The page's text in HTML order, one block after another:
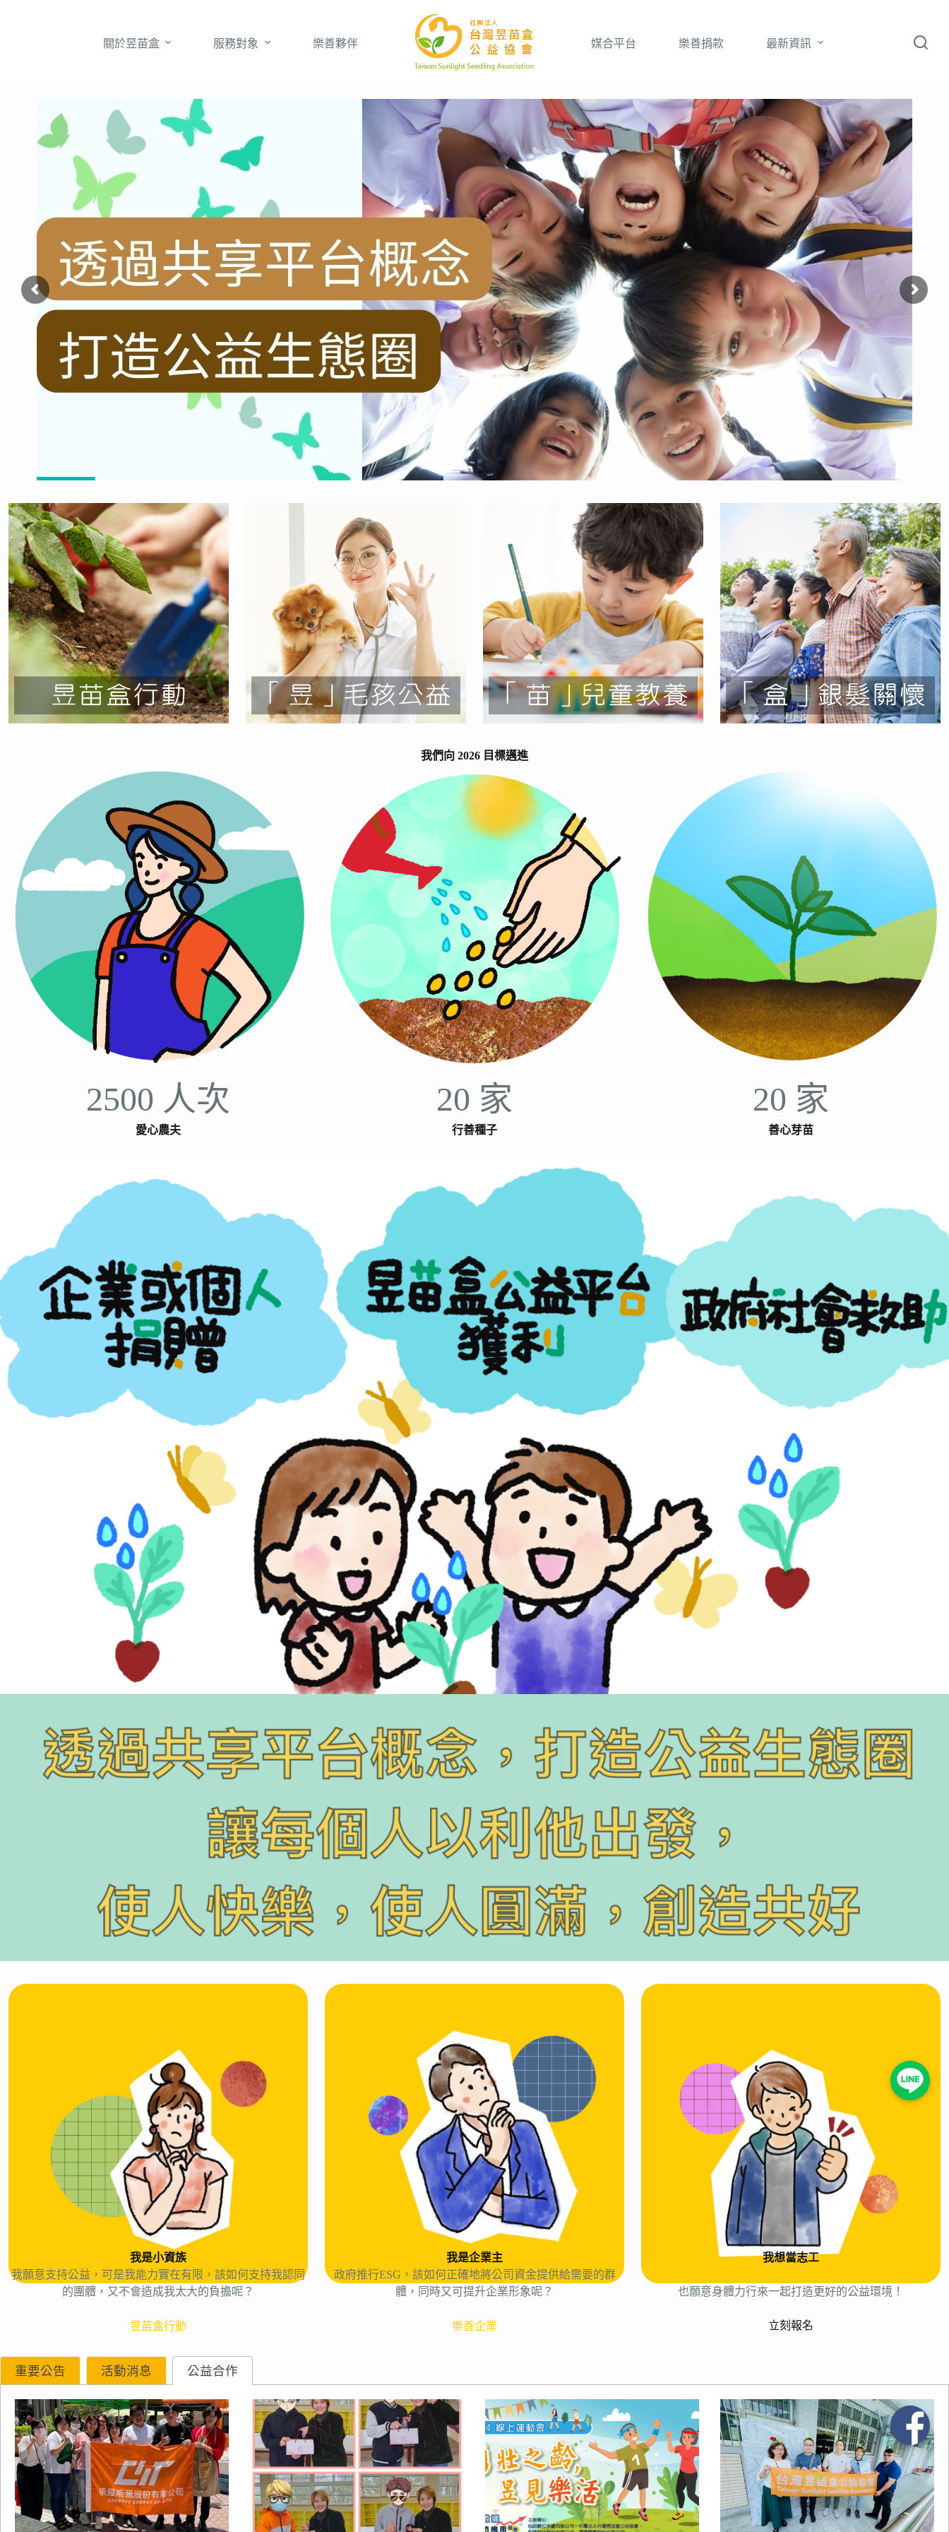
關於昱苗盒 服務對象 樂善夥伴 媒合平台 樂善捐款 最新資訊
我們向 2026 目標邁進
2500 人次
愛心農夫
20 家
行善種子
20 家
善心芽苗
我是小資族
我願意支持公益，可是我能力實在有限，該如何支持我認同
的團體，又不會造成我太大的負擔呢？
昱苗盒行動
我是企業主
政府推行ESG，該如何正確地將公司資金提供給需要的群
體，同時又可提升企業形象呢？
樂善企業
我想當志工
也願意身體力行來一起打造更好的公益環境！
立刻報名
重要公告 活動消息 公益合作